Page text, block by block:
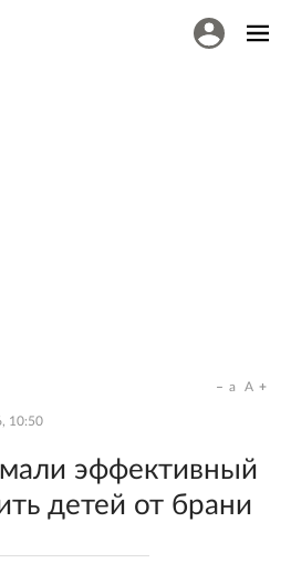
10:50
a A
эффективный
детей от брани